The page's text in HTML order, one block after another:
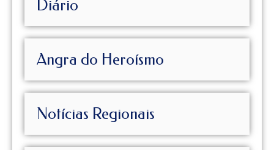
Diário
Angra do Heroísmo
Notícias Regionais